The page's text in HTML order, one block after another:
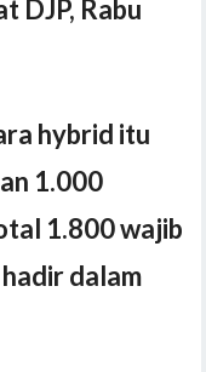
DJP, Rabu
hybrid itu
1.000
1.800 wajib
dalam